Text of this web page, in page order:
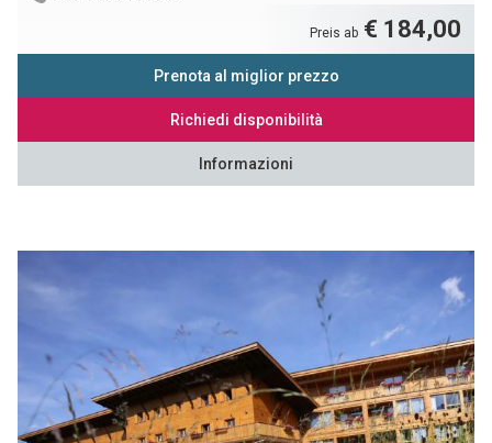
Preis ab € 184,00
Prenota al miglior prezzo
Richiedi disponibilità
Informazioni